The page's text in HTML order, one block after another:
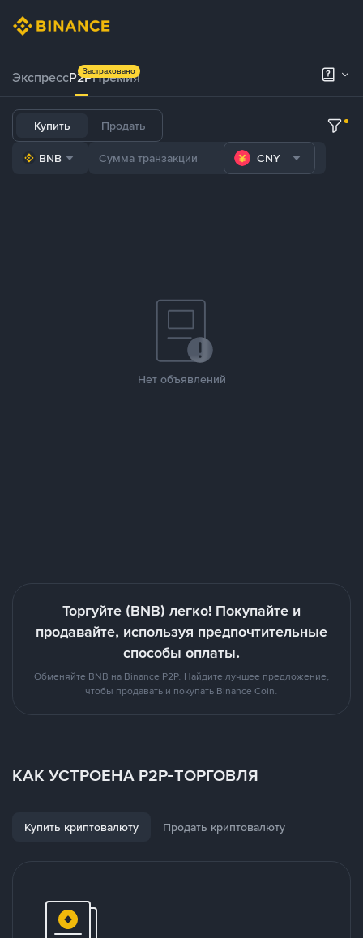
ЭкспрессP2PПремия
Застраховано
Купить Продать
BNB CNY
Нет объявлений
Торгуйте (BNB) легко! Покупайте и
продавайте, используя предпочтительные
способы оплаты.
Обменяйте BNB на Binance P2P. Найдите лучшее предложение,
чтобы продавать и покупать Binance Coin.
КАК УСТРОЕНА P2P-ТОРГОВЛЯ
Купить криптовалюту Продать криптовалюту